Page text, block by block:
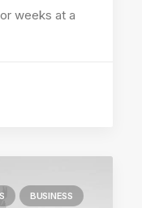
weeks at a
BUSINESS